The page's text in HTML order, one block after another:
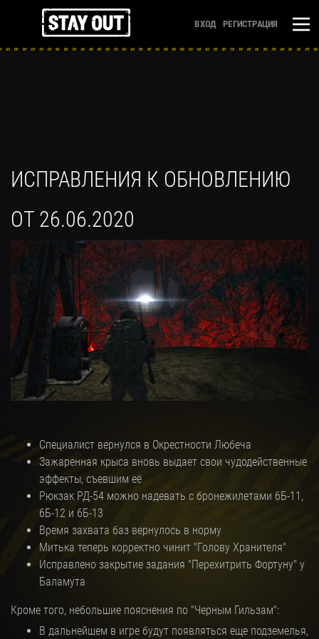
ВХОД РЕГИСТРАЦИЯ
ИСПРАВЛЕНИЯ К ОБНОВЛЕНИЮ
ОТ 26.06.2020
Специалист вернулся в Окрестности Любеча
Зажаренная крыса вновь выдает свои чудодейственные
эффекты, съевшим её
Рюкзак РД-54 можно надевать с бронежилетами 6Б-11,
6Б-12 и 6Б-13
Время захвата баз вернулось в норму
Митька теперь корректно чинит "Голову Хранителя"
Исправлено закрытие задания "Перехитрить Фортуну" у
Баламута
Кроме того, небольшие пояснения по "Черным Гильзам":
В дальнейшем в игре будут появляться еще подземелья,